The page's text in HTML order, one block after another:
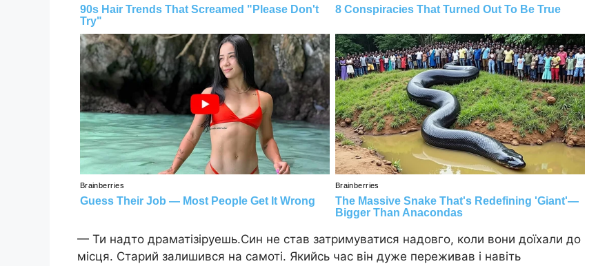
— Ти надто драматізіруешь.Син не став затримуватися надовго, коли вони доїхали до
місця. Старий залишився на самоті. Якийсь час він дуже переживав і навіть